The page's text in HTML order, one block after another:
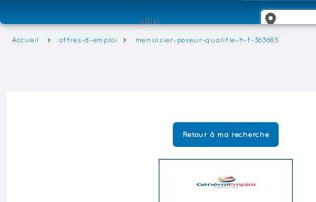
Accueil offres-d-emploi menuisier-poseur-qualifie-h-f-363683
Retour à ma recherche